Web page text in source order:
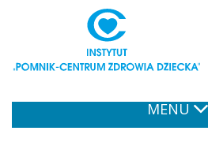
MENU